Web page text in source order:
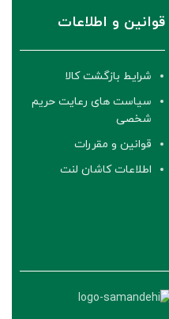
قوانین و اطلاعات
شرایط بازگشت کالا
سیاست های رعایت حریم
شخصی
قوانین و مقررات
اطلاعات کاشان لنت